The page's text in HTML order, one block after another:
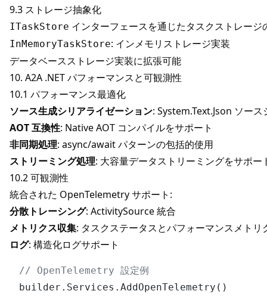
9.3 ストレージ抽象化
ITaskStore インターフェースを通じたタスクストレージ
InMemoryTaskStore: インメモリストレージ実装
データベースストレージ実装に拡張可能
10. A2A .NET パフォーマンスと可観測性
10.1 パフォーマンス最適化
ソース生成シリアライゼーション: System.Text.Json ソー
AOT 互換性: Native AOT コンパイルをサポート
非同期処理: async/await パターンの包括的使用
ストリーミング処理: 大容量データストリーミングをサポー
10.2 可観測性
統合された OpenTelemetry サポート:
分散トレーシング: ActivitySource 統合
メトリクス収集: タスクステータスとパフォーマンスメトリ
ログ: 構造化ログサポート
// OpenTelemetry 設定例
builder.Services.AddOpenTelemetry()